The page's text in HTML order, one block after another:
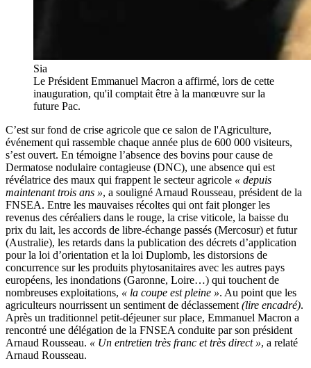
Sia
Le Président Emmanuel Macron a affirmé, lors de cette
inauguration, qu'il comptait être à la manœuvre sur la
future Pac.
C’est sur fond de crise agricole que ce salon de l'Agriculture,
événement qui rassemble chaque année plus de 600 000 visiteurs,
s’est ouvert. En témoigne l’absence des bovins pour cause de
Dermatose nodulaire contagieuse (DNC), une absence qui est
révélatrice des maux qui frappent le secteur agricole « depuis
maintenant trois ans », a souligné Arnaud Rousseau, président de la
FNSEA. Entre les mauvaises récoltes qui ont fait plonger les
revenus des céréaliers dans le rouge, la crise viticole, la baisse du
prix du lait, les accords de libre-échange passés (Mercosur) et futur
(Australie), les retards dans la publication des décrets d’application
pour la loi d’orientation et la loi Duplomb, les distorsions de
concurrence sur les produits phytosanitaires avec les autres pays
européens, les inondations (Garonne, Loire…) qui touchent de
nombreuses exploitations, « la coupe est pleine ». Au point que les
agriculteurs nourrissent un sentiment de déclassement (lire encadré).
Après un traditionnel petit-déjeuner sur place, Emmanuel Macron a
rencontré une délégation de la FNSEA conduite par son président
Arnaud Rousseau. « Un entretien très franc et très direct », a relaté
Arnaud Rousseau.